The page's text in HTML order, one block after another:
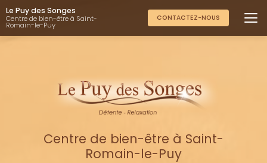
Aller
au
contenu
principal
Le Puy des Songes
Centre de bien-être à Saint-
Romain-le-Puy
CONTACTEZ-NOUS
Centre de bien-être à Saint-
Romain-le-Puy